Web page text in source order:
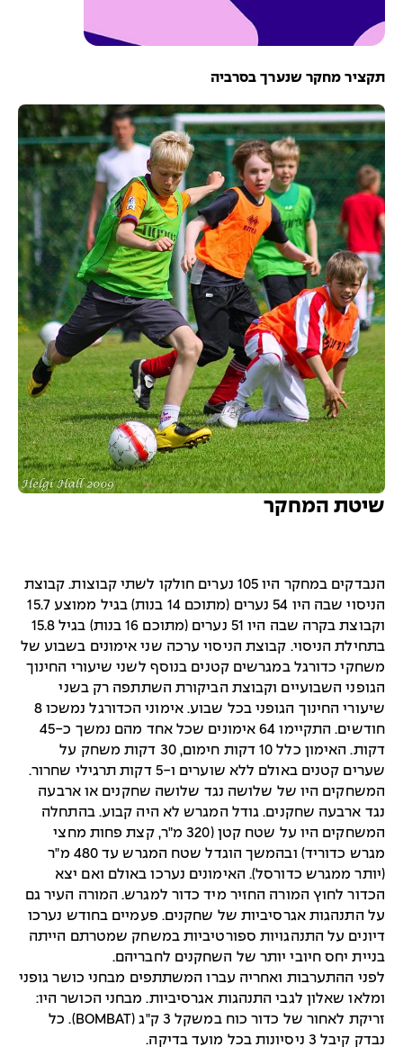
תקציר מחקר שנערך בסרביה
שיטת המחקר
הנבדקים במחקר היו 105 נערים חולקו לשתי קבוצות. קבוצת
הניסוי שבה היו 54 נערים (מתוכם 14 בנות) בגיל ממוצע 15.7
וקבוצת בקרה שבה היו 51 נערים (מתוכם 16 בנות) בגיל 15.8
בתחילת הניסוי. קבוצת הניסוי ערכה שני אימונים בשבוע של
משחקי כדורגל במגרשים קטנים בנוסף לשני שיעורי החינוך
הגופני השבועיים וקבוצת הביקורת השתתפה רק בשני
שיעורי החינוך הגופני בכל שבוע. אימוני הכדורגל נמשכו 8
חודשים. התקיימו 64 אימונים שכל אחד מהם נמשך כ-45
דקות. האימון כלל 10 דקות חימום, 30 דקות משחק על
שערים קטנים באולם ללא שוערים ו-5 דקות תרגילי שחרור.
המשחקים היו של שלושה נגד שלושה שחקנים או ארבעה
נגד ארבעה שחקנים. גודל המגרש לא היה קבוע. בהתחלה
המשחקים היו על שטח קטן (320 מ"ר, קצת פחות מחצי
מגרש כדוריד) ובהמשך הוגדל שטח המגרש עד 480 מ"ר
(יותר ממגרש כדורסל). האימונים נערכו באולם ואם יצא
הכדור לחוץ המורה החזיר מיד כדור למגרש. המורה העיר גם
על התנהגות אגרסיביות של שחקנים. פעמיים בחודש נערכו
דיונים על התנהגויות ספורטיביות במשחק שמטרתם הייתה
בניית יחס חיובי יותר של השחקנים לחבריהם.
לפני ההתערבות ואחריה עברו המשתתפים מבחני כושר גופני
ומלאו שאלון לגבי התנהגות אגרסיביות. מבחני הכושר היו:
זריקת לאחור של כדור כוח במשקל 3 ק"ג (BOMBAT). כל
נבדק קיבל 3 ניסיונות בכל מועד בדיקה.